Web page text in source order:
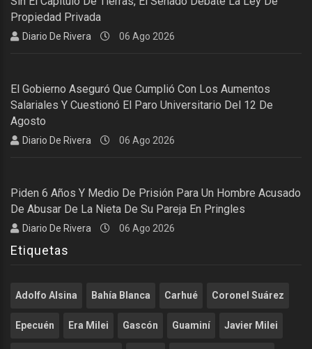
Propiedad Privada
Diario De Rivera 06 Ago 2026
El Gobierno Aseguró Que Cumplió Con Los Aumentos
Salariales Y Cuestionó El Paro Universitario Del 12 De
Agosto
Diario De Rivera 06 Ago 2026
Piden 6 Años Y Medio De Prisión Para Un Hombre Acusado
De Abusar De La Nieta De Su Pareja En Pringles
Diario De Rivera 06 Ago 2026
Etiquetas
Adolfo Alsina Bahía Blanca Carhué Coronel Suárez
Epecuén Era Milei Gascón Guaminí Javier Milei